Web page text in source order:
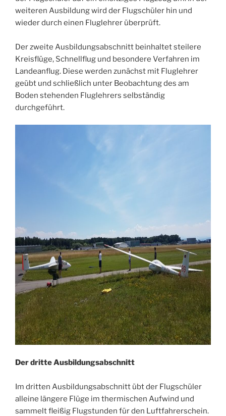
weiteren Ausbildung wird der Flugschüler hin und
wieder durch einen Fluglehrer überprüft.
Der zweite Ausbildungsabschnitt beinhaltet steilere
Kreisflüge, Schnellflug und besondere Verfahren im
Landeanflug. Diese werden zunächst mit Fluglehrer
geübt und schließlich unter Beobachtung des am
Boden stehenden Fluglehrers selbständig
durchgeführt.
Der dritte Ausbildungsabschnitt
Im dritten Ausbildungsabschnitt übt der Flugschüler
alleine längere Flüge im thermischen Aufwind und
sammelt fleißig Flugstunden für den Luftfahrerschein.